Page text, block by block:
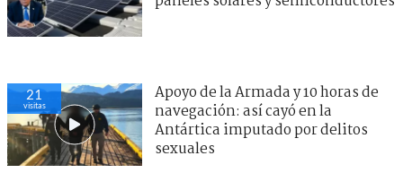
21
visitas
Apoyo de la Armada y 10 horas de
navegación: así cayó en la
Antártica imputado por delitos
sexuales